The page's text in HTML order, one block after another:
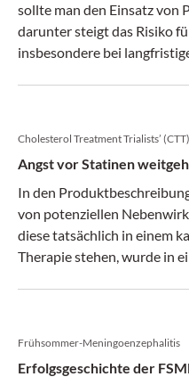
sollte man den Einsatz von
darunter steigt das Risiko
insbesondere bei
Cholesterol Treatment Trialists’
Angst vor Statinen
In den
von potenziellen
diese tatsächlich in einem
Therapie stehen, wurde in
Frühsommer-Meningoenzephalitis
Erfolgsgeschichte der